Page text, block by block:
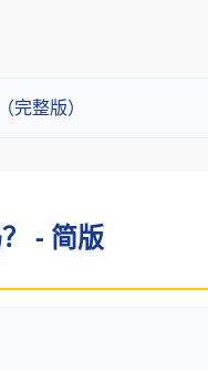
整版）
- 简版